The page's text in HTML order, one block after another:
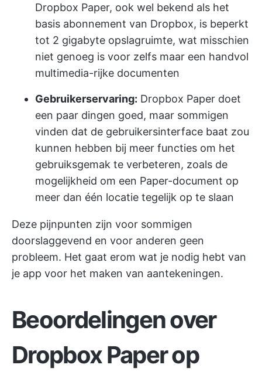
Dropbox Paper, ook wel bekend als het
basis abonnement van Dropbox, is beperkt
tot 2 gigabyte opslagruimte, wat misschien
niet genoeg is voor zelfs maar een handvol
multimedia-rijke documenten
Gebruikerservaring: Dropbox Paper doet
een paar dingen goed, maar sommigen
vinden dat de gebruikersinterface baat zou
kunnen hebben bij meer functies om het
gebruiksgemak te verbeteren, zoals de
mogelijkheid om een Paper-document op
meer dan één locatie tegelijk op te slaan
Deze pijnpunten zijn voor sommigen
doorslaggevend en voor anderen geen
probleem. Het gaat erom wat je nodig hebt van
je app voor het maken van aantekeningen.
Beoordelingen over
Dropbox Paper op